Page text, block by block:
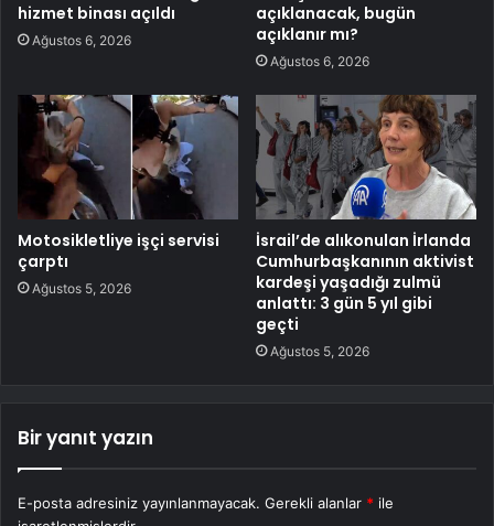
hizmet binası açıldı
Ağustos 6, 2026
açıklanacak, bugün
açıklanır mı?
Ağustos 6, 2026
Motosikletliye işçi servisi
çarptı
Ağustos 5, 2026
İsrail’de alıkonulan İrlanda
Cumhurbaşkanının aktivist
kardeşi yaşadığı zulmü
anlattı: 3 gün 5 yıl gibi
geçti
Ağustos 5, 2026
Bir yanıt yazın
E-posta adresiniz yayınlanmayacak. Gerekli alanlar * ile